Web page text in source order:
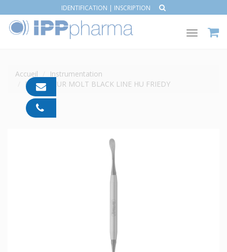
IDENTIFICATION | INSCRIPTION
Toggle
Accueil
Instrumentation
DÉCOLLEUR MOLT BLACK LINE HU FRIEDY
contact@ipp-
pharma.com
91